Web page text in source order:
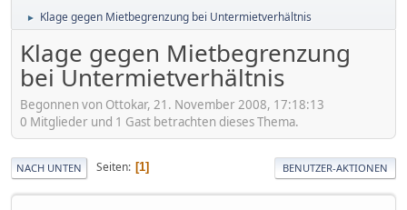
► Klage gegen Mietbegrenzung bei Untermietverhältnis
Klage gegen Mietbegrenzung
bei Untermietverhältnis
Begonnen von Ottokar, 21. November 2008, 17:18:13
0 Mitglieder und 1 Gast betrachten dieses Thema.
NACH UNTEN Seiten 1 BENUTZER-AKTIONEN